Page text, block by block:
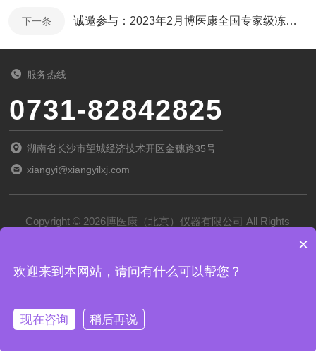
下一条 诚邀参与：2023年2月博医康全国专家级冻干研讨会
服务热线
0731-82842825
湖南省长沙市望城经济技术开区金穗路35号
xiangyi@xiangyilxj.com
Copyright © 2026博医康（北京）仪器有限公司 All Rights
京公网安备 11011102002194号
×
欢迎来到本网站，请问有什么可以帮您？
现在咨询 稍后再说